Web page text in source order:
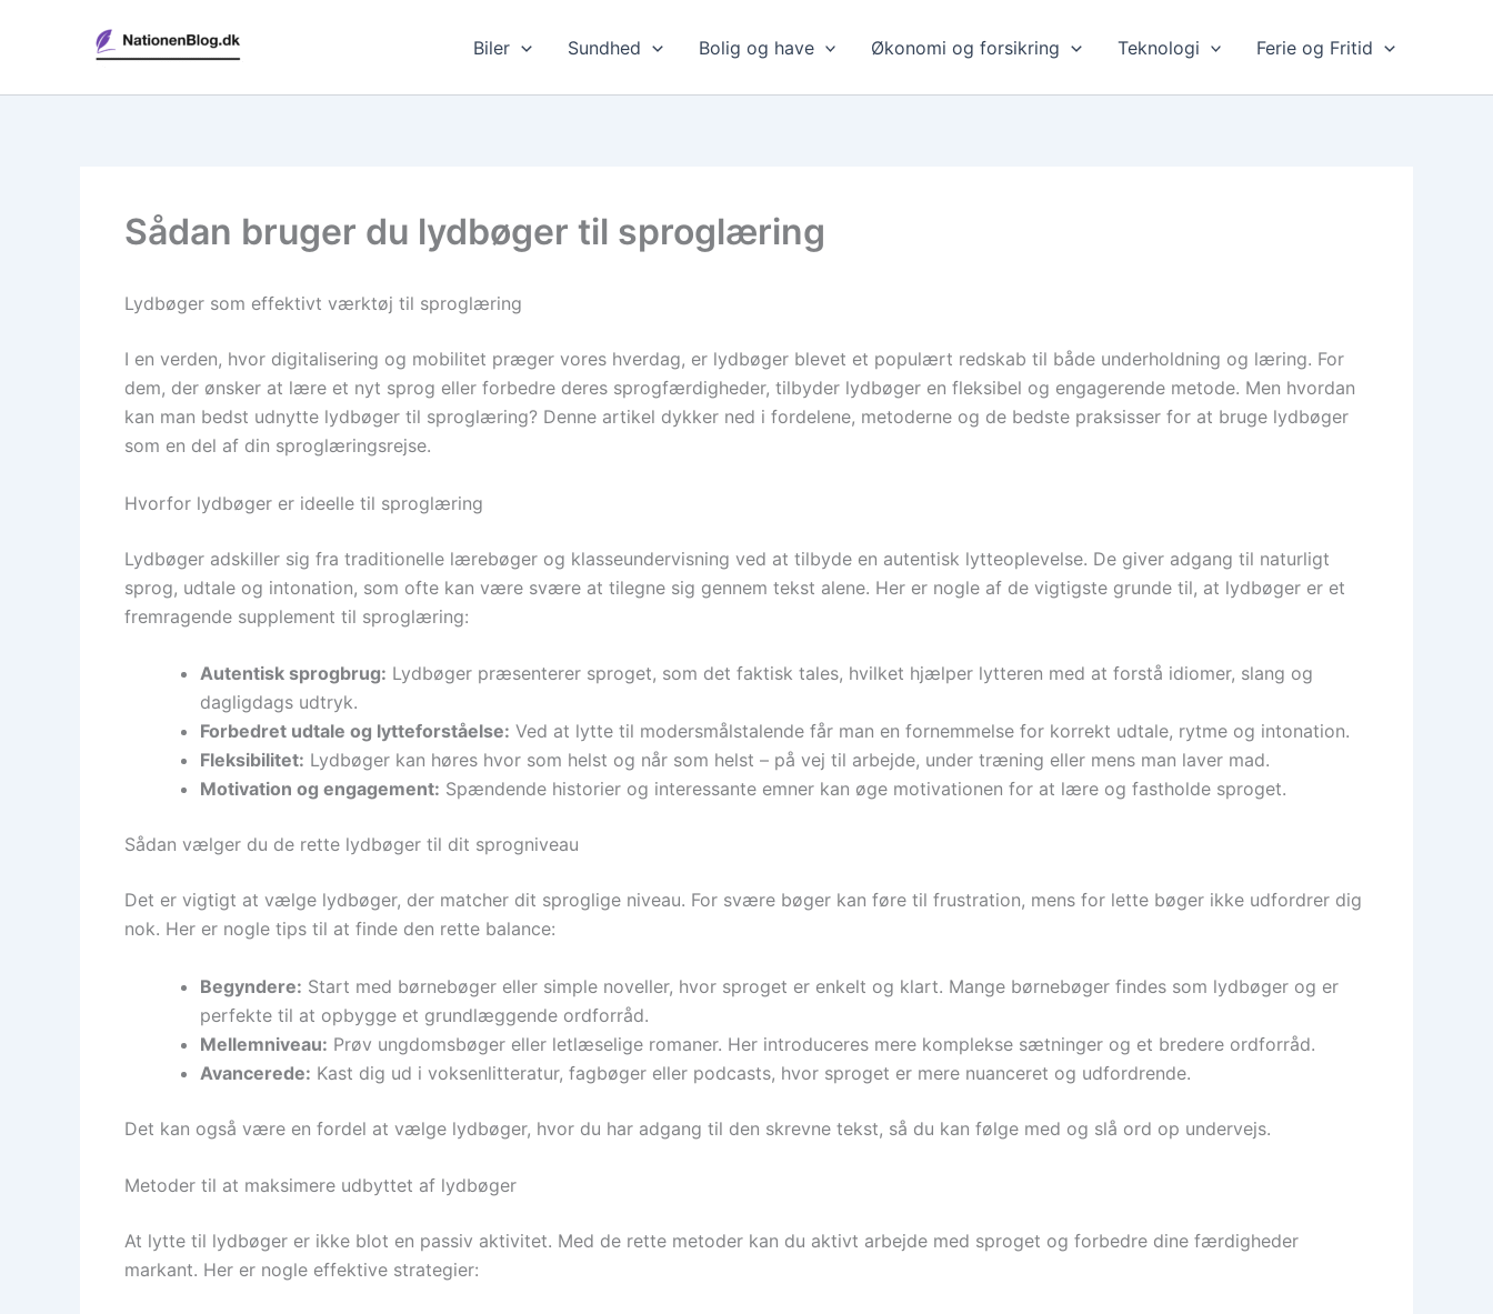
Biler Sundhed Bolig og have Økonomi og forsikring Teknologi Ferie og Fritid
Sådan bruger du lydbøger til sproglæring
Lydbøger som effektivt værktøj til sproglæring
I en verden, hvor digitalisering og mobilitet præger vores hverdag, er lydbøger blevet et populært redskab til både underholdning og læring. For
dem, der ønsker at lære et nyt sprog eller forbedre deres sprogfærdigheder, tilbyder lydbøger en fleksibel og engagerende metode. Men hvordan
kan man bedst udnytte lydbøger til sproglæring? Denne artikel dykker ned i fordelene, metoderne og de bedste praksisser for at bruge lydbøger
som en del af din sproglæringsrejse.
Hvorfor lydbøger er ideelle til sproglæring
Lydbøger adskiller sig fra traditionelle lærebøger og klasseundervisning ved at tilbyde en autentisk lytteoplevelse. De giver adgang til naturligt
sprog, udtale og intonation, som ofte kan være svære at tilegne sig gennem tekst alene. Her er nogle af de vigtigste grunde til, at lydbøger er et
fremragende supplement til sproglæring:
Autentisk sprogbrug: Lydbøger præsenterer sproget, som det faktisk tales, hvilket hjælper lytteren med at forstå idiomer, slang og
dagligdags udtryk.
Forbedret udtale og lytteforståelse: Ved at lytte til modersmålstalende får man en fornemmelse for korrekt udtale, rytme og intonation.
Fleksibilitet: Lydbøger kan høres hvor som helst og når som helst – på vej til arbejde, under træning eller mens man laver mad.
Motivation og engagement: Spændende historier og interessante emner kan øge motivationen for at lære og fastholde sproget.
Sådan vælger du de rette lydbøger til dit sprogniveau
Det er vigtigt at vælge lydbøger, der matcher dit sproglige niveau. For svære bøger kan føre til frustration, mens for lette bøger ikke udfordrer dig
nok. Her er nogle tips til at finde den rette balance:
Begyndere: Start med børnebøger eller simple noveller, hvor sproget er enkelt og klart. Mange børnebøger findes som lydbøger og er
perfekte til at opbygge et grundlæggende ordforråd.
Mellemniveau: Prøv ungdomsbøger eller letlæselige romaner. Her introduceres mere komplekse sætninger og et bredere ordforråd.
Avancerede: Kast dig ud i voksenlitteratur, fagbøger eller podcasts, hvor sproget er mere nuanceret og udfordrende.
Det kan også være en fordel at vælge lydbøger, hvor du har adgang til den skrevne tekst, så du kan følge med og slå ord op undervejs.
Metoder til at maksimere udbyttet af lydbøger
At lytte til lydbøger er ikke blot en passiv aktivitet. Med de rette metoder kan du aktivt arbejde med sproget og forbedre dine færdigheder
markant. Her er nogle effektive strategier: